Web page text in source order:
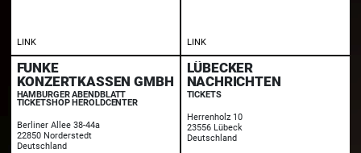
LINK LINK
FUNKE
KONZERTKASSEN GMBH
HAMBURGER ABENDBLATT
TICKETSHOP HEROLDCENTER
Berliner Allee 38-44a
22850 Norderstedt
Deutschland
LÜBECKER
NACHRICHTEN
TICKETS
Herrenholz 10
23556 Lübeck
Deutschland